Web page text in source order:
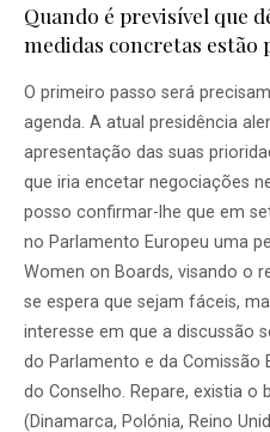
Quando é previsível que
medidas concretas estão
O primeiro passo será
agenda. A atual presidência
apresentação das suas
que iria encetar negociações
posso confirmar-lhe que em
no Parlamento Europeu uma
Women on Boards, visando o
se espera que sejam fáceis,
interesse em que a discussão
do Parlamento e da Comissão
do Conselho. Repare, existia o
(Dinamarca, Polónia, Reino